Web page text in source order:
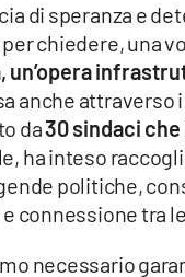
di speranza e
chiedere, una
un’opera
anche attraverso
da30 sindaci
ha inteso
politiche,
connessione tra
necessario